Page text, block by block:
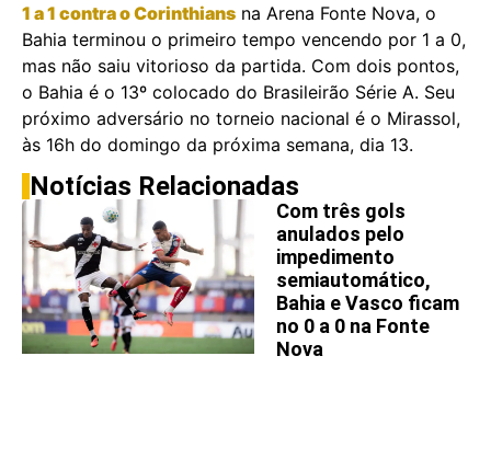
1 a 1 contra o Corinthians na Arena Fonte Nova, o
Bahia terminou o primeiro tempo vencendo por 1 a 0,
mas não saiu vitorioso da partida. Com dois pontos,
o Bahia é o 13º colocado do Brasileirão Série A. Seu
próximo adversário no torneio nacional é o Mirassol,
às 16h do domingo da próxima semana, dia 13.
Notícias Relacionadas
Com três gols
anulados pelo
impedimento
semiautomático,
Bahia e Vasco ficam
no 0 a 0 na Fonte
Nova